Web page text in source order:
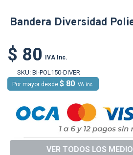
Bandera Diversidad
$ 80 IVA Inc.
SKU: BI-POL150-DIVER
Por mayor desde $ 80 IVA inc.
VER TODOS LOS